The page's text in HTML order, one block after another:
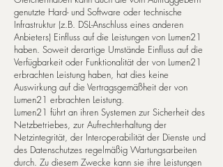
genutzte Hard- und Software oder technische
Infrastruktur (z.B. DSL-Anschluss eines anderen
Anbieters) Einfluss auf die Leistungen von Lumen21
haben. Soweit derartige Umstände Einfluss auf die
Verfügbarkeit oder Funktionalität der von Lumen21
erbrachten Leistung haben, hat dies keine
Auswirkung auf die Vertragsgemäßheit der von
Lumen21 erbrachten Leistung.
Lumen21 führt an ihren Systemen zur Sicherheit des
Netzbetriebes, zur Aufrechterhaltung der
Netzintegrität, der Interoperabilität der Dienste und
des Datenschutzes regelmäßig Wartungsarbeiten
durch. Zu diesem Zwecke kann sie ihre Leistungen